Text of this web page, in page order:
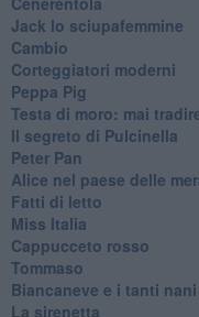
Jack lo sciupafemmine
Cambio
Corteggiatori moderni
Peppa Pig
Testa di moro: mai
Il segreto di Pulcinella
Peter Pan
Alice nel paese delle
Fatti di letto
Miss Italia
Cappucceto rosso
Tommaso
Biancaneve e i tanti nani
La sirenetta